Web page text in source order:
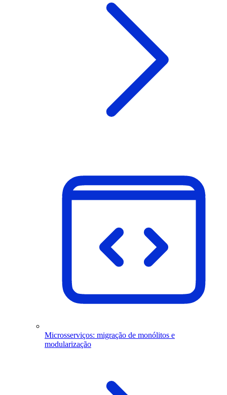
Microsserviços: migração de monólitos e
modularização